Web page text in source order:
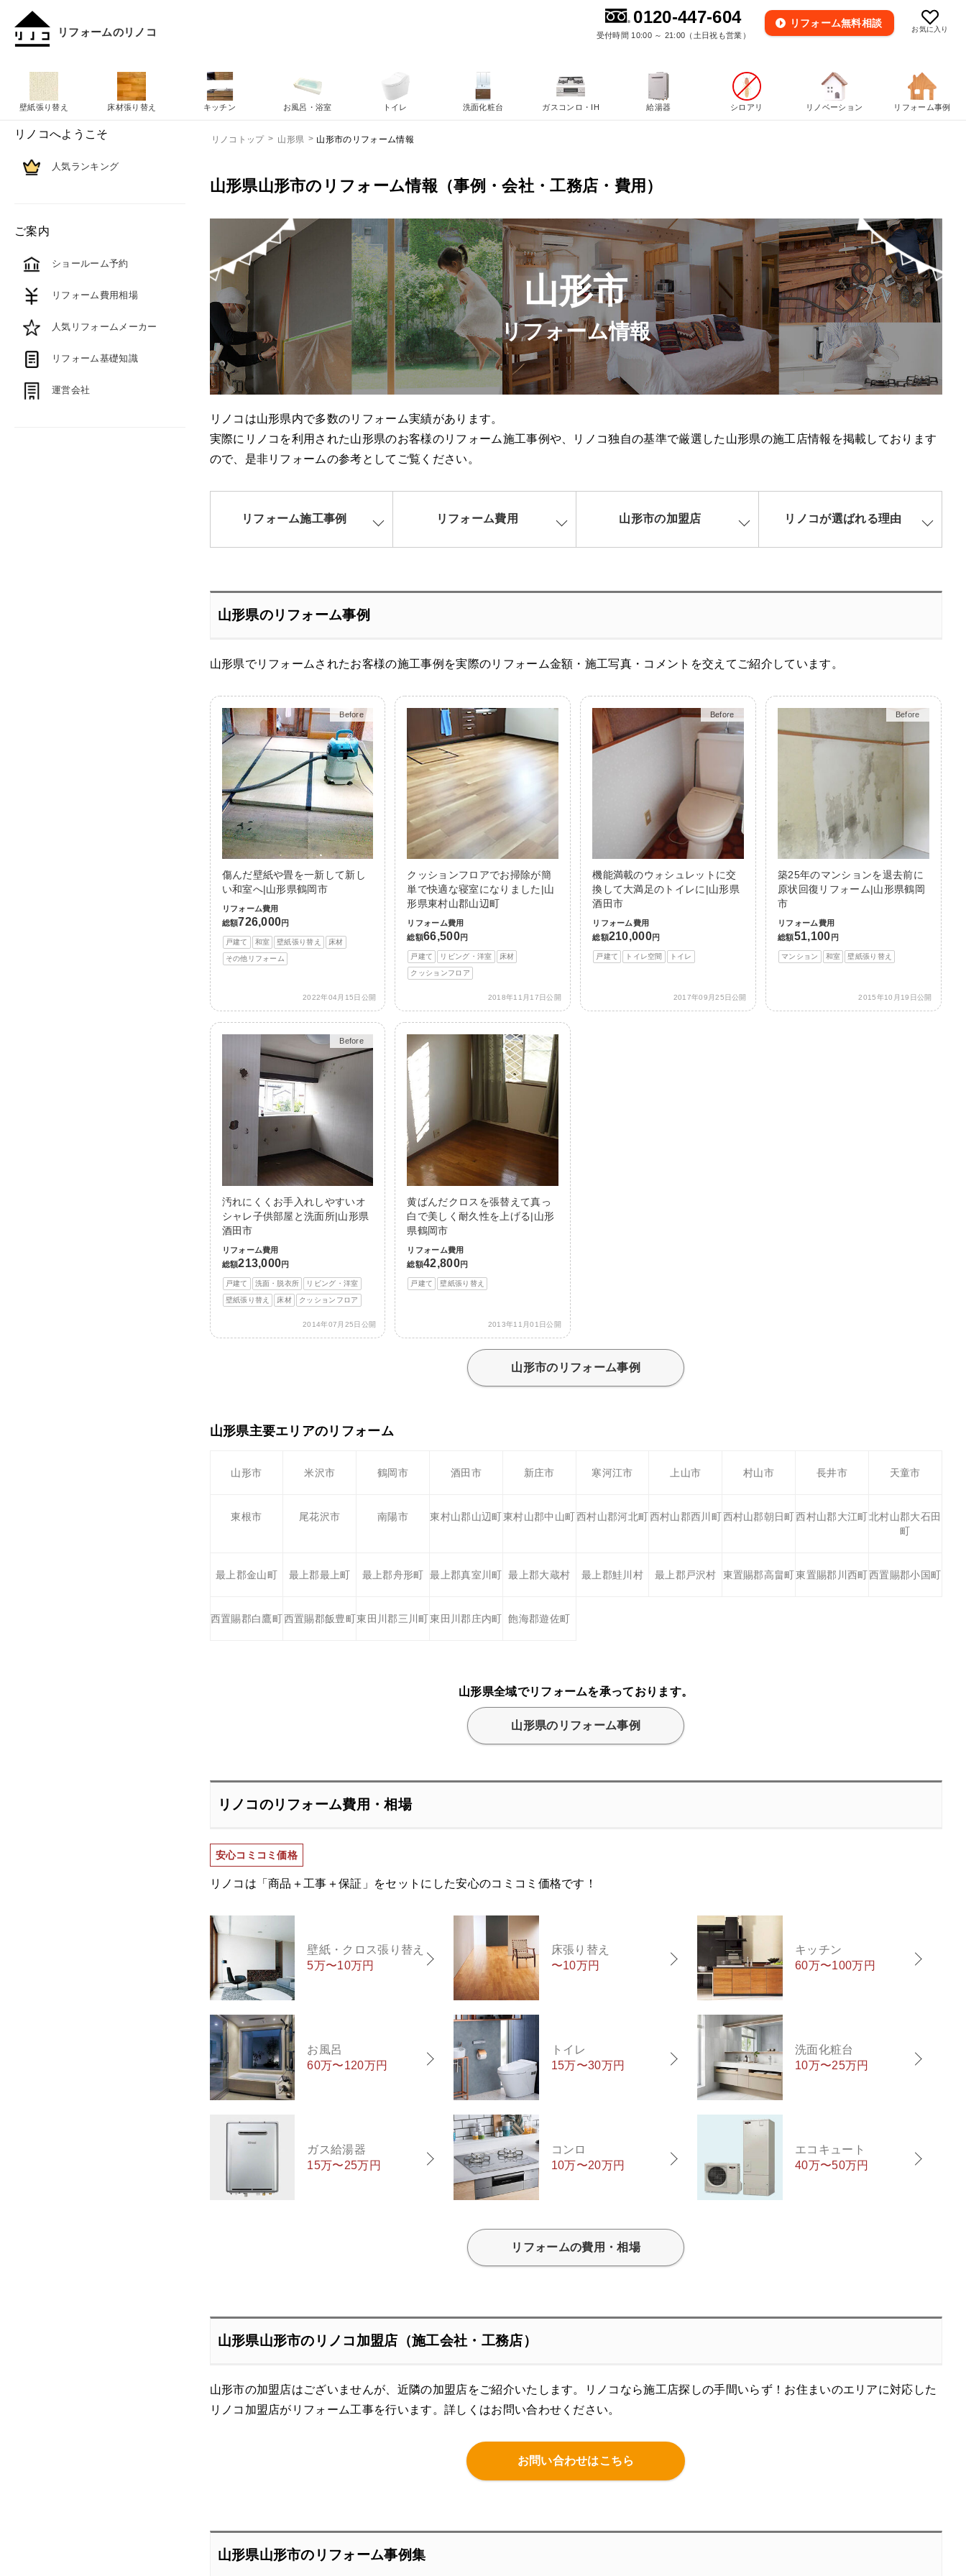
リフォームのリノコ お気に入り
0120-447-604
受付時間 10:00 ～ 21:00（土日祝も営業）
リフォーム無料相談
リノコトップ 山形県 山形市のリフォーム情報
山形県山形市のリフォーム情報（事例・会社・工務店・費用）
山形市
リフォーム情報
リノコは山形県内で多数のリフォーム実績があります。
実際にリノコを利用された山形県のお客様のリフォーム施工事例や、リノコ独自の基準で厳選した山形県の施工店情報を掲載しております
ので、是非リフォームの参考としてご覧ください。
リフォーム施工事例 リフォーム費用 山形市の加盟店 リノコが選ばれる理由
山形県のリフォーム事例
山形県でリフォームされたお客様の施工事例を実際のリフォーム金額・施工写真・コメントを交えてご紹介しています。
Before
After
傷んだ壁紙や畳を一新して新し
い和室へ|山形県鶴岡市
リフォーム費用
総額726,000円
戸建て 和室 壁紙張り替え 床材
その他リフォーム
2022年04月15日公開
クッションフロアでお掃除が簡
単で快適な寝室になりました|山
形県東村山郡山辺町
リフォーム費用
総額66,500円
戸建て リビング・洋室 床材
クッションフロア
2018年11月17日公開
Before
After
機能満載のウォシュレットに交
換して大満足のトイレに|山形県
酒田市
リフォーム費用
総額210,000円
戸建て トイレ空間 トイレ
2017年09月25日公開
Before
After
築25年のマンションを退去前に
原状回復リフォーム|山形県鶴岡
市
リフォーム費用
総額51,100 円
マンション 和室 壁紙張り替え
2015年10月19日公開
Before
After
汚れにくくお手入れしやすいオ
シャレ子供部屋と洗面所|山形県
酒田市
リフォーム費用
総額213,000円
戸建て 洗面・脱衣所 リビング・洋室
壁紙張り替え 床材 クッションフロア
2014年07月25日公開
黄ばんだクロスを張替えて真っ
白で美しく耐久性を上げる|山形
県鶴岡市
リフォーム費用
総額42,800円
戸建て 壁紙張り替え
2013年11月01日公開
山形市のリフォーム事例
山形県主要エリアのリフォーム
山形市 米沢市 鶴岡市 酒田市 新庄市 寒河江市 上山市 村山市 長井市 天童市
東根市 尾花沢市 南陽市 東村山郡山辺町東村山郡中山町西村山郡河北町西村山郡西川町西村山郡朝日町西村山郡大江町北村山郡大石田
町
最上郡金山町 最上郡最上町 最上郡舟形町 最上郡真室川町 最上郡大蔵村 最上郡鮭川村 最上郡戸沢村 東置賜郡高畠町東置賜郡川西町西置賜郡小国町
西置賜郡白鷹町西置賜郡飯豊町東田川郡三川町東田川郡庄内町 飽海郡遊佐町
山形県全域でリフォームを承っております。
山形県のリフォーム事例
リノコのリフォーム費用・相場
安心コミコミ価格
リノコは「商品＋工事＋保証」をセットにした安心のコミコミ価格です！
壁紙・クロス張り替え
5万〜10万円
床張り替え
〜10万円
キッチン
60万〜100万円
お風呂
60万〜120万円
トイレ
15万〜30万円
洗面化粧台
10万〜25万円
ガス給湯器
15万〜25万円
コンロ
10万〜20万円
エコキュート
40万〜50万円
リフォームの費用・相場
山形県山形市のリノコ加盟店（施工会社・工務店）
山形市の加盟店はございませんが、近隣の加盟店をご紹介いたします。リノコなら施工店探しの手間いらず！お住まいのエリアに対応した
リノコ加盟店がリフォーム工事を行います。 詳しくはお問い合わせください。
お問い合わせはこちら
山形県山形市のリフォーム事例集
壁紙張り替え 床材張り替え キッチン お風呂・浴室 トイレ 洗面化粧台 ガスコンロ・IH 給湯器 シロアリ リノベーション リフォーム事例
リノコへようこそ
人気ランキング
ご案内
ショールーム予約
リフォーム費用相場
人気リフォームメーカー
リフォーム基礎知識
運営会社